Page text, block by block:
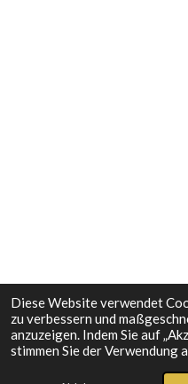
Diese Website verwendet
zu verbessern und
anzuzeigen. Indem Sie auf
stimmen Sie der Verwendung